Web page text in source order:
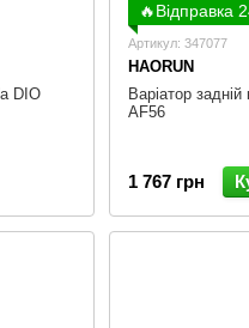
DIO
🔥Відправка
Артикул: 347077
HAORUN
Варіатор
AF56
1 767 грн